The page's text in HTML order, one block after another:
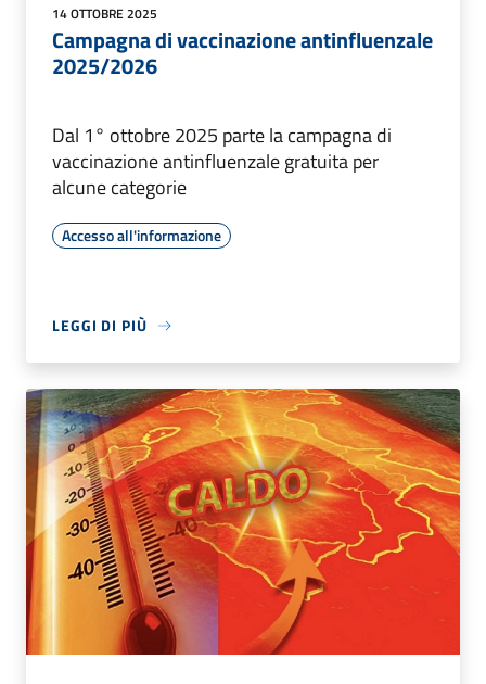
14 OTTOBRE 2025
Campagna di vaccinazione antinfluenzale
2025/2026
Dal 1° ottobre 2025 parte la campagna di
vaccinazione antinfluenzale gratuita per
alcune categorie
Accesso all'informazione
LEGGI DI PIÙ